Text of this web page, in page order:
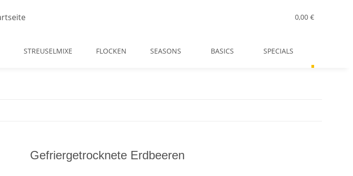
0,00 €
STREUSELMIXE FLOCKEN SEASONS BASICS SPECIALS
Gefriergetrocknete Erdbeeren